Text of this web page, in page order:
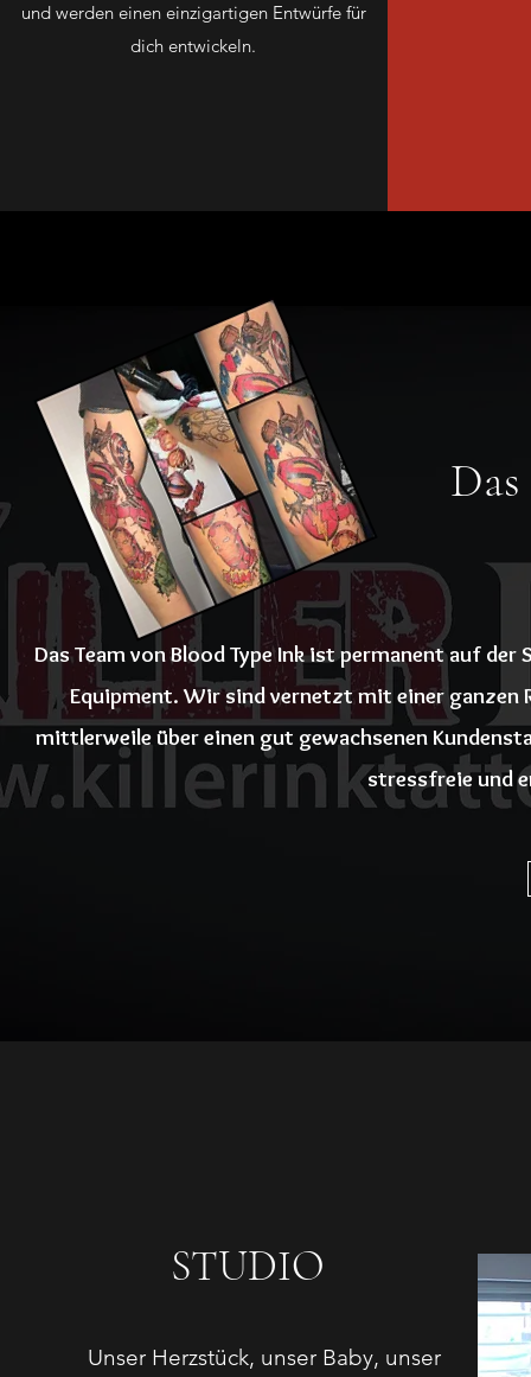
und werden einen einzigartigen Entwürfe für
dich entwickeln.
Das Team von Blood Type Ink ist permanent auf
Equipment. Wir sind vernetzt mit einer ganzen
mittlerweile über einen gut gewachsenen
stressfreie und
STUDIO
Unser Herzstück, unser Baby, unser